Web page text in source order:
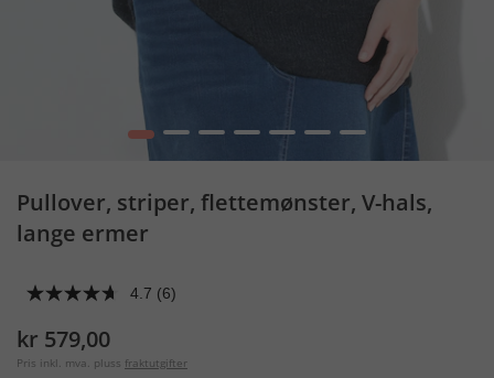
1 2 3 4 5 6 7
Pullover, striper, flettemønster, V-hals,
lange ermer
4.7 (6)
kr 579,00
Pris inkl. mva. pluss fraktutgifter